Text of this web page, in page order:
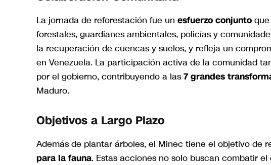
La jornada de reforestación fue un esfuerzo conjunto
forestales, guardianes ambientales, policías y
la recuperación de cuencas y suelos, y refleja un
en Venezuela. La participación activa de la comunidad
por el gobierno, contribuyendo a las7 grandes
Maduro.
Objetivos a Largo Plazo
Además de plantar árboles, el Minec tiene el objetivo de
para la fauna. Estas acciones no solo buscan combatir